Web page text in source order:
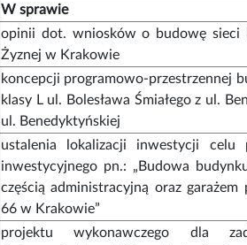
W sprawie
opinii dot. wniosków o budowę sieci
Żyznej w Krakowie
koncepcji programowo-przestrzennej
klasy L ul. Bolesława Śmiałego z ul.
ul. Benedyktyńskiej
ustalenia lokalizacji inwestycji celu
inwestycyjnego pn.: „Budowa
częścią administracyjną oraz
66 w Krakowie”
projektu wykonawczego dla